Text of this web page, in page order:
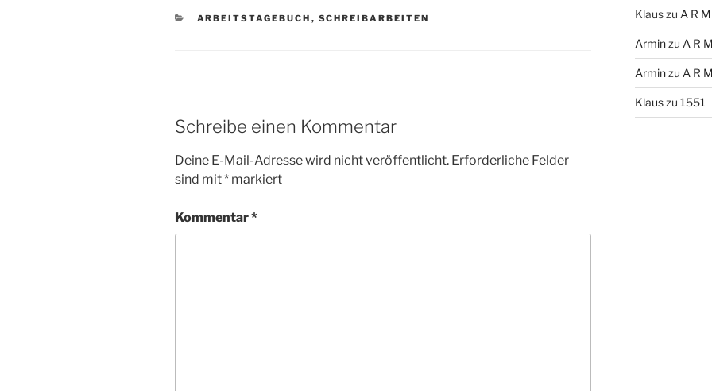
KATEGORIEN
ARBEITSTAGEBUCH , SCHREIBARBEITEN
Schreibe einen Kommentar
Deine E-Mail-Adresse wird nicht veröffentlicht. Erforderliche Felder
sind mit* markiert
Kommentar*
Klauszu A R
Arminzu A R
Arminzu A R
Klauszu 1551